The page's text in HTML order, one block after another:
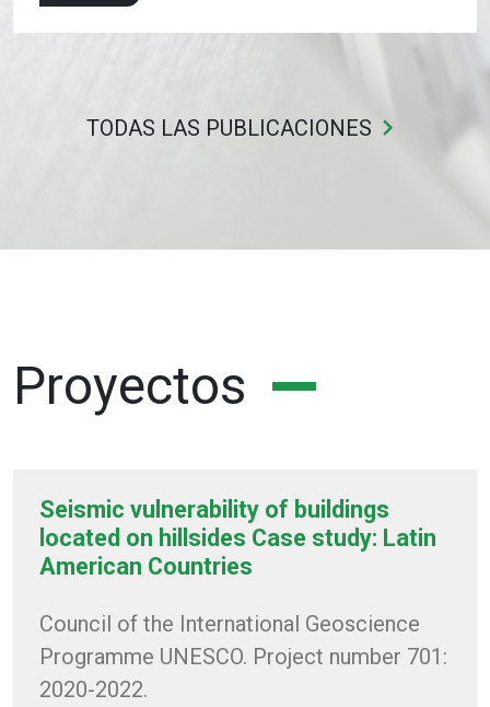
TODAS LAS PUBLICACIONES keyboard_arrow_right
Proyectos
Seismic vulnerability of buildings
located on hillsides Case study: Latin
American Countries
Council of the International Geoscience
Programme UNESCO. Project number 701:
2020-2022.